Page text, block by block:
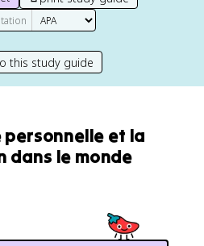
this study guide
et la
dans le monde